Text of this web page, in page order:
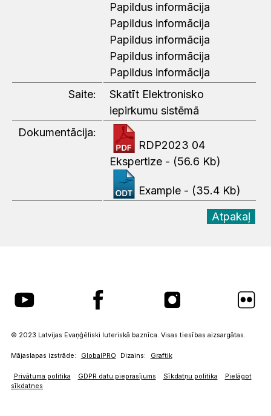
Papildus informācija
Papildus informācija
Papildus informācija
Papildus informācija
Papildus informācija
Saite:
Skatīt Elektronisko
iepirkumu sistēmā
Dokumentācija:
RDP2023 04
Ekspertize - (56.6 Kb)
Example - (35.4 Kb)
Atpakaļ
© 2023 Latvijas Evaņģēliski luteriskā baznīca. Visas tiesības aizsargātas.
Mājaslapas izstrāde: GlobalPRO Dizains: Graftik
Privātuma politika GDPR datu pieprasījums Sīkdatņu politika
Pielāgot
sīkdatnes